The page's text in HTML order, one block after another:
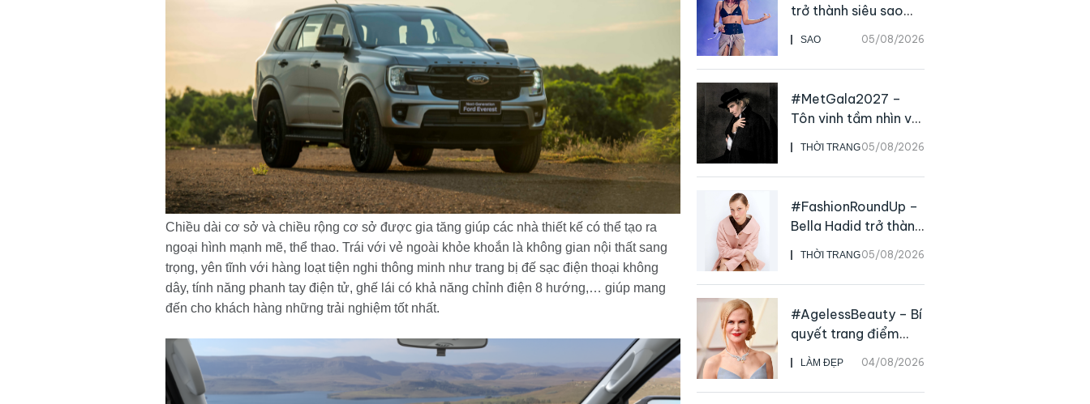
Chiều dài cơ sở và chiều rộng cơ sở được gia tăng giúp các nhà thiết kế có thể tạo ra
ngoại hình mạnh mẽ, thể thao. Trái với vẻ ngoài khỏe khoắn là không gian nội thất sang
trọng, yên tĩnh với hàng loạt tiện nghi thông minh như trang bị đế sạc điện thoại không
dây, tính năng phanh tay điện tử, ghế lái có khả năng chỉnh điện 8 hướng,… giúp mang
đến cho khách hàng những trải nghiệm tốt nhất.
SAO 05/08/2026
trở thành siêu sao
live
THỜI TRANG05/08/2026
#MetGala2027 –
Tôn vinh tầm nhìn và
sức ảnh hưởng sâu
rộng của NTK John
Galliano
THỜI TRANG05/08/2026
#FashionRoundUp –
Bella Hadid trở thành
Đại sứ Toàn cầu của
Prada Beauty,
CHANEL mua lại
LÀM ĐẸP 04/08/2026
#AgelessBeauty – Bí
quyết trang điểm
“hack” tuổi như các
nữ minh tinh hàng
đầu